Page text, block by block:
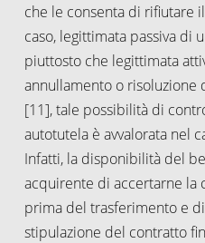
che le consenta di rifiutare
caso, legittimata passiva di
piuttosto che legittimata
annullamento o
[11], tale possibilità di
autotutela è avvalorata nel
Infatti, la disponibilità del
acquirente di accertarne la
prima del trasferimento e
stipulazione del contratto